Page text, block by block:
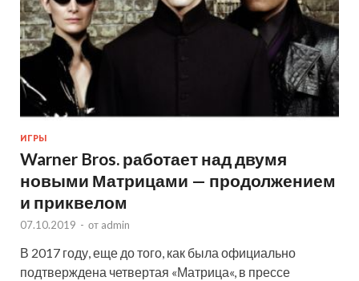
ИГРЫ
Warner Bros. работает над двумя
новыми Матрицами — продолжением
и приквелом
07.10.2019 - от admin
В 2017 году, еще до того, как была официально
подтверждена четвертая «Матрица«, в прессе